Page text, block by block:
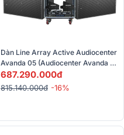
Dàn Line Array Active Audiocenter
Avanda 05 (Audiocenter Avanda
210A, Avanda 218A, Midas M32R
Live, BCE VIP6000...)
687.290.000đ
815.140.000đ -16%